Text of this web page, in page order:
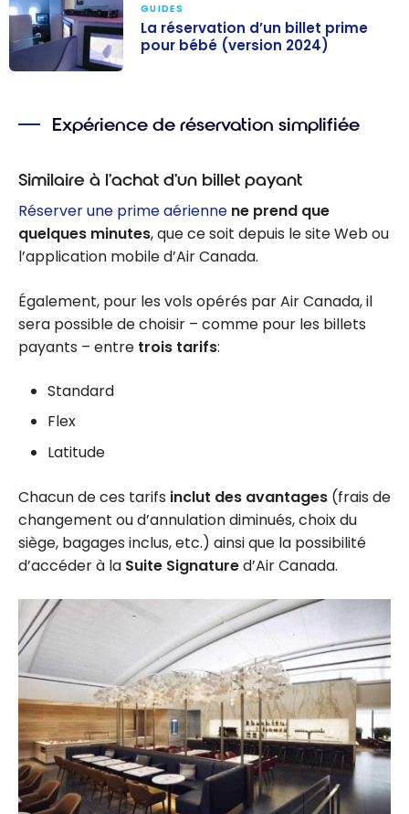
prime pour
2024)
GUIDES
La réservation d’un billet prime
pour bébé (version 2024)
Expérience de réservation simplifiée
Similaire à l’achat d’un billet payant
Réserver une prime aérienne ne prend que
quelques minutes, que ce soit depuis le site Web ou
l’application mobile d’Air Canada.
Également, pour les vols opérés par Air Canada, il
sera possible de choisir – comme pour les billets
payants – entre trois tarifs:
Standard
Flex
Latitude
Chacun de ces tarifs inclut des avantages (frais de
changement ou d’annulation diminués, choix du
siège, bagages inclus, etc.) ainsi que la possibilité
d’accéder à la Suite Signatured’Air Canada.